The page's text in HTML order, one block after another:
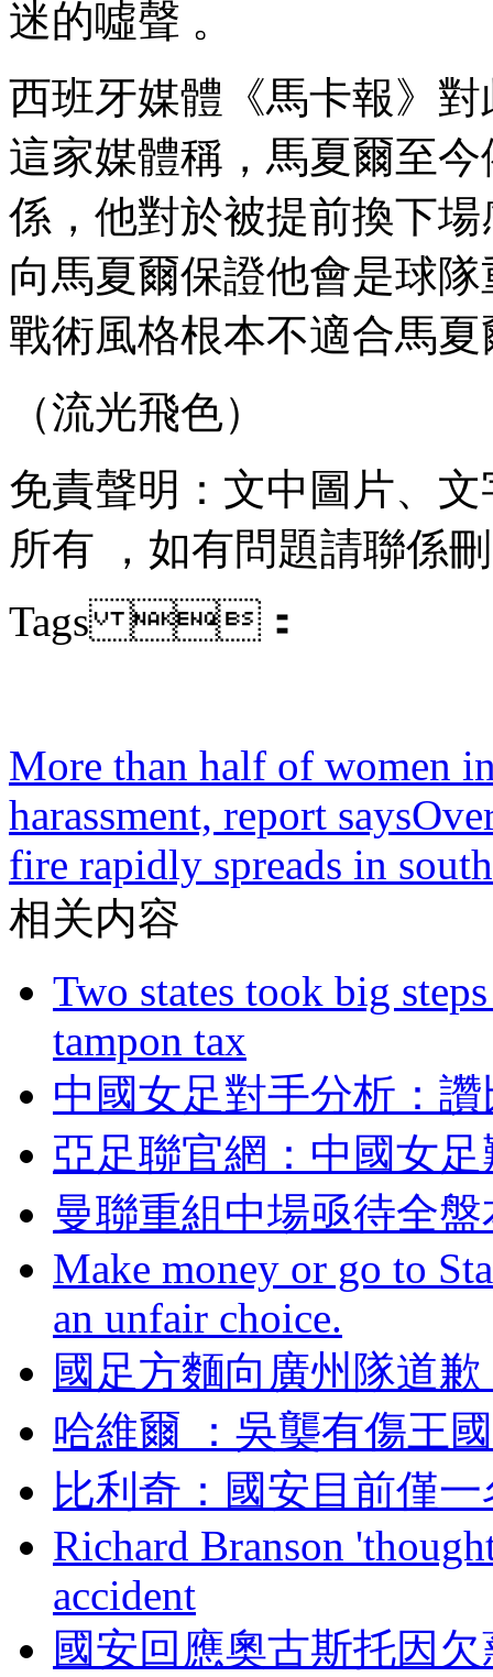
迷的噓聲 。
西班牙媒體《馬卡報》對
這家媒體稱 ，馬夏爾
係 ，他對於被提前換下
向馬夏爾保證他會是球隊
戰術風格根本不適合馬夏爾
（流光飛色）
免責聲明：文中圖片
所有 ，如有問題請聯係刪
Tags ：
More than half of women
harassment, report says
fire rapidly spreads in
相关内容
Two states took big
tampon tax
中國女足對手分析
亞足聯官網：中國女
曼聯重組中場亟待全盤
Make money or go to
an unfair choice.
國足方麵向廣州隊道
哈維爾  ：吳龑有傷
比利奇：國安目前
Richard Branson
accident
國安回應奧古斯托因欠